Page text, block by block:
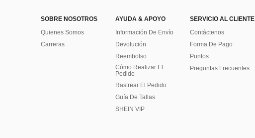
SOBRE NOSOTROS
Quienes Somos
Carreras
AYUDA & APOYO
Información De Envío
Devolución
Reembolso
Cómo Realizar El
Pedido
Rastrear El Pedido
Guía De Tallas
SHEIN VIP
SERVICIO AL CLIENTE
Contáctenos
Forma De Pago
Puntos
Preguntas Frecuentes